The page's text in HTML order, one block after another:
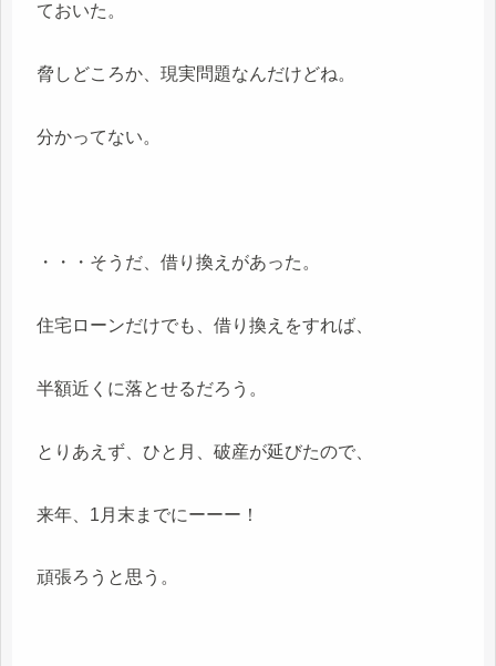
ておいた。
脅しどころか、現実問題なんだけどね。
分かってない。
・・・そうだ、借り換えがあった。
住宅ローンだけでも、借り換えをすれば、
半額近くに落とせるだろう。
とりあえず、ひと月、破産が延びたので、
来年、1月末までにーーー！
頑張ろうと思う。